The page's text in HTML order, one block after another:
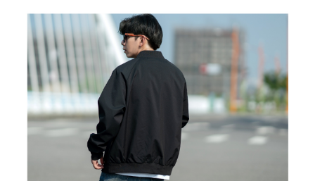
１．於結帳方式選擇「AFTEE先享後付」後，將跳轉至「AFTEE先享後付」
結帳頁面，進行簡訊認證並確認金額後，即可完成結帳。
２．訂單成立數日內，您將收到繳費通知簡訊。
３．收到繳費通知簡訊後14天內，點擊此簡訊中的連結，可透過四大超商／
ATM／網路銀行／等多元方式進行付款，方視為交易完成。
※ 請注意：結帳手續完成當下不需立刻繳費，但若您需要取消訂單，請聯絡
購買商品的店家。未經商家同意取消之訂單仍視為有效，需透過AFTEE先享
後付繳納相關費用。
※ 交易是否成功請以「AFTEE先享後付 」之結帳頁面顯示為準，若有關於
是否繳費成功／繳費後需取消欲退款等相關疑問，請聯繫「AFTEE先享後付
https://netprotections.freshdesk.com/support/home
先付款後全家取貨
每筆NT$80，滿NT$1,800(含以上)免運費
7-11付款取貨
每筆NT$80，滿NT$1,800(含以上)免運費
先付款後7-11取貨
每筆NT$80，滿NT$1,800(含以上)免運費